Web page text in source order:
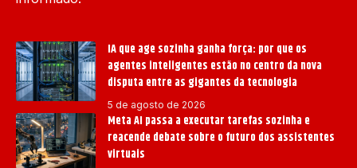
IA que age sozinha ganha força: por que os
agentes inteligentes estão no centro da nova
disputa entre as gigantes da tecnologia
5 de agosto de 2026
Meta AI passa a executar tarefas sozinha e
reacende debate sobre o futuro dos assistentes
virtuais